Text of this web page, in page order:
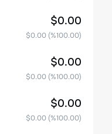
$0.00
$0.00(%100.00)
$0.00
$0.00(%100.00)
$0.00
$0.00(%100.00)